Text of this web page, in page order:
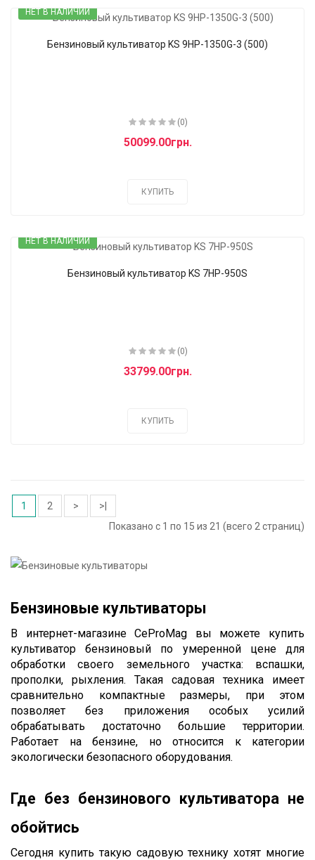
НЕТ В НАЛИЧИИ
Бензиновый культиватор KS 9HP-1350G-3 (500)
(0)
50099.00грн.
КУПИТЬ
НЕТ В НАЛИЧИИ
Бензиновый культиватор KS 7HP-950S
(0)
33799.00грн.
КУПИТЬ
1 2 >
>|
Показано с 1 по 15 из 21 (всего 2 страниц)
Бензиновые культиваторы
В интернет-магазине CeProMag вы можете купить
культиватор бензиновый по умеренной цене для
обработки своего земельного участка: вспашки,
прополки, рыхления. Такая садовая техника имеет
сравнительно компактные размеры, при этом
позволяет без приложения особых усилий
обрабатывать достаточно большие территории.
Работает на бензине, но относится к категории
экологически безопасного оборудования.
Где без бензинового культиватора не
обойтись
Сегодня купить такую садовую технику хотят многие